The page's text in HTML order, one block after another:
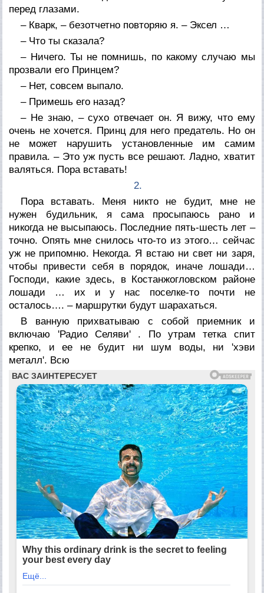
перед глазами.
– Кварк, – безотчетно повторяю я. – Эксел …
– Что ты сказала?
– Ничего. Ты не помнишь, по какому случаю мы
прозвали его Принцем?
– Нет, совсем выпало.
– Примешь его назад?
– Не знаю, – сухо отвечает он. Я вижу, что ему
очень не хочется. Принц для него предатель. Но он
не может нарушить установленные им самим
правила. – Это уж пусть все решают. Ладно, хватит
валяться. Пора вставать!
2.
Пора вставать. Меня никто не будит, мне не
нужен будильник, я сама просыпаюсь рано и
никогда не высыпаюсь. Последние пять-шесть лет –
точно. Опять мне снилось что-то из этого… сейчас
уж не припомню. Некогда. Я встаю ни свет ни заря,
чтобы привести себя в порядок, иначе лошади…
Господи, какие здесь, в Костанжогловском районе
лошади … их и у нас поселке-то почти не
осталось…. – маршрутки будут шарахаться.
В ванную прихватываю с собой приемник и
включаю 'Радио Селяви' . По утрам тетка спит
крепко, и ее не будит ни шум воды, ни 'хэви
металл'. Всю